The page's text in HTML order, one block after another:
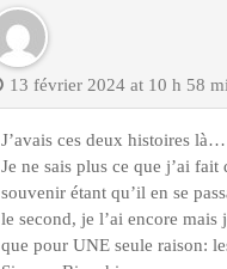
13 février 2024 at 10 h 58
J’avais ces deux histoires là…
Je ne sais plus ce que j’ai
souvenir étant qu’il en se
le second, je l’ai encore mais
que pour UNE seule raison: